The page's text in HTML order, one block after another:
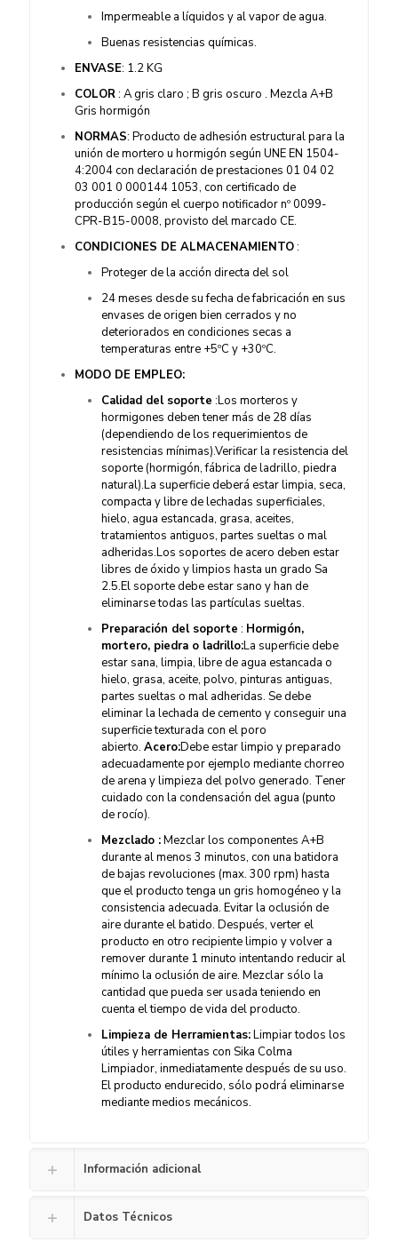
Impermeable a líquidos y al vapor de agua.
Buenas resistencias químicas.
ENVASE: 1.2 KG
COLOR: A gris claro ; B gris oscuro . Mezcla A+B
Gris hormigón
NORMAS: Producto de adhesión estructural para la
unión de mortero u hormigón según UNE EN 1504-
4:2004 con declaración de prestaciones 01 04 02
03 001 0 000144 1053, con certificado de
producción según el cuerpo notificador nº 0099-
CPR-B15-0008, provisto del marcado CE.
CONDICIONES DE ALMACENAMIENTO:
Proteger de la acción directa del sol
24 meses desde su fecha de fabricación en sus
envases de origen bien cerrados y no
deteriorados en condiciones secas a
temperaturas entre +5ºC y +30ºC.
MODO DE EMPLEO:
Calidad del soporte :Los morteros y
hormigones deben tener más de 28 días
(dependiendo de los requerimientos de
resistencias mínimas).Verificar la resistencia del
soporte (hormigón, fábrica de ladrillo, piedra
natural).La superficie deberá estar limpia, seca,
compacta y libre de lechadas superficiales,
hielo, agua estancada, grasa, aceites,
tratamientos antiguos, partes sueltas o mal
adheridas.Los soportes de acero deben estar
libres de óxido y limpios hasta un grado Sa
2.5.El soporte debe estar sano y han de
eliminarse todas las partículas sueltas.
Preparación del soporte : Hormigón,
mortero, piedra o ladrillo:La superficie debe
estar sana, limpia, libre de agua estancada o
hielo, grasa, aceite, polvo, pinturas antiguas,
partes sueltas o mal adheridas. Se debe
eliminar la lechada de cemento y conseguir una
superficie texturada con el poro
abierto. Acero:Debe estar limpio y preparado
adecuadamente por ejemplo mediante chorreo
de arena y limpieza del polvo generado. Tener
cuidado con la condensación del agua (punto
de rocío).
Mezclado :Mezclar los componentes A+B
durante al menos 3 minutos, con una batidora
de bajas revoluciones (max. 300 rpm) hasta
que el producto tenga un gris homogéneo y la
consistencia adecuada. Evitar la oclusión de
aire durante el batido. Después, verter el
producto en otro recipiente limpio y volver a
remover durante 1 minuto intentando reducir al
mínimo la oclusión de aire. Mezclar sólo la
cantidad que pueda ser usada teniendo en
cuenta el tiempo de vida del producto.
Limpieza de Herramientas:Limpiar todos los
útiles y herramientas con Sika Colma
Limpiador, inmediatamente después de su uso.
El producto endurecido, sólo podrá eliminarse
mediante medios mecánicos.
Información adicional
Datos Técnicos